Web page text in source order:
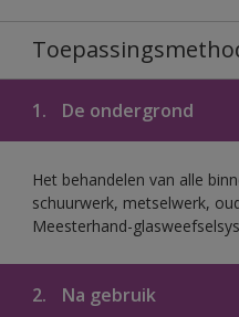
1. De ondergrond
Het behandelen van alle
schuurwerk, metselwerk,
Meesterhand-
2. Na gebruik